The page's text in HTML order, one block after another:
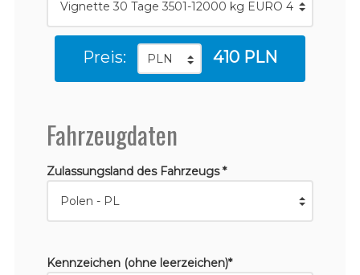
Preis: 410 PLN
Fahrzeugdaten
Zulassungsland des Fahrzeugs *
Kennzeichen (ohne leerzeichen)*